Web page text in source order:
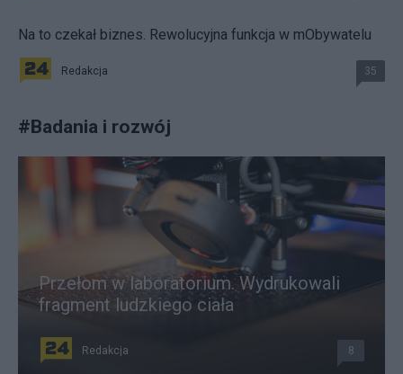
Na to czekał biznes. Rewolucyjna funkcja w mObywatelu
Redakcja 35
#Badania i rozwój
Przełom w laboratorium. Wydrukowali
fragment ludzkiego ciała
Redakcja 8